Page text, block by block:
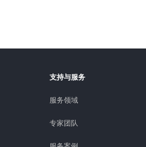
支持与服务
服务领域
专家团队